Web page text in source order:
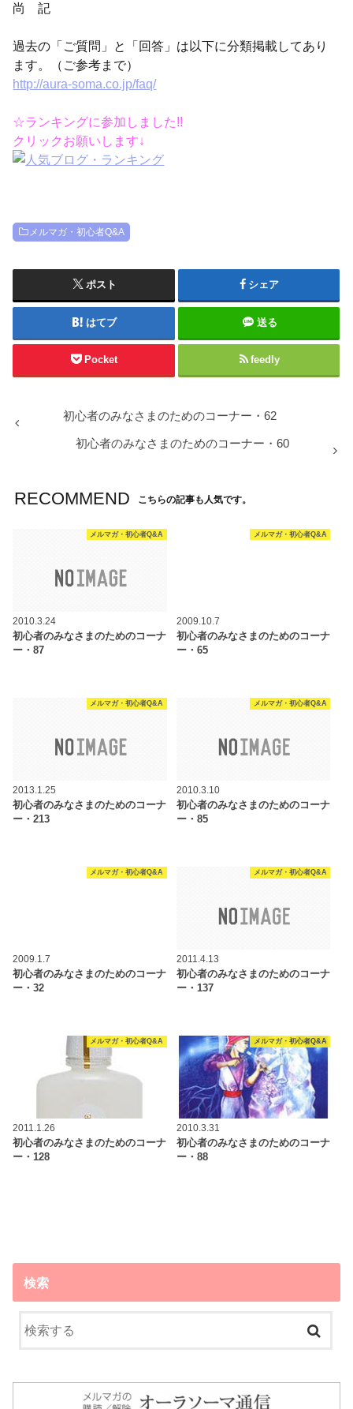
尚 記
過去の「ご質問」と「回答」は以下に分類掲載してあり
ます。（ご参考まで）
http://aura-soma.co.jp/faq/
☆ランキングに参加しました!!
クリックお願いします↓
メルマガ・初心者Q&A
ポスト シェア
はてブ 送る
Pocket feedly
初心者のみなさまのためのコーナー・62
初心者のみなさまのためのコーナー・60
RECOMMEND こちらの記事も人気です。
メルマガ・初心者Q&A
2010.3.24
初心者のみなさまのためのコーナ
ー・87
メルマガ・初心者Q&A
2009.10.7
初心者のみなさまのためのコーナ
ー・65
メルマガ・初心者Q&A
2013.1.25
初心者のみなさまのためのコーナ
ー・213
メルマガ・初心者Q&A
2010.3.10
初心者のみなさまのためのコーナ
ー・85
メルマガ・初心者Q&A
2009.1.7
初心者のみなさまのためのコーナ
ー・32
メルマガ・初心者Q&A
2011.4.13
初心者のみなさまのためのコーナ
ー・137
メルマガ・初心者Q&A
2011.1.26
初心者のみなさまのためのコーナ
ー・128
メルマガ・初心者Q&A
2010.3.31
初心者のみなさまのためのコーナ
ー・88
検索